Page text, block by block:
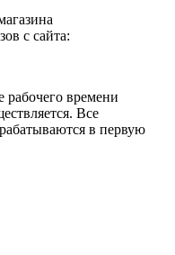
с сайта:
времени
Все
в первую